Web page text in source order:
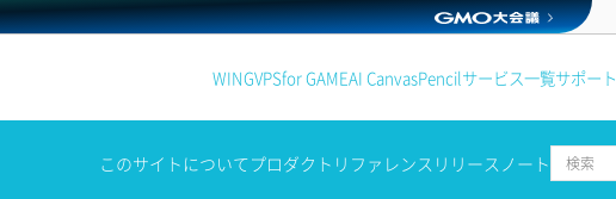
WINGVPSfor GAMEAI CanvasPencilサービス一覧サポート
このサイトについてプロダクト リファレンス リリースノート